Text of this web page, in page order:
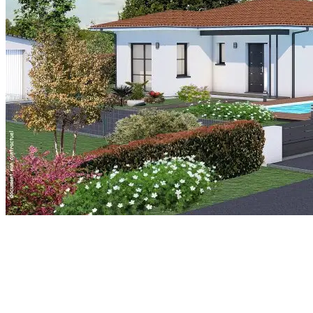
foncière.